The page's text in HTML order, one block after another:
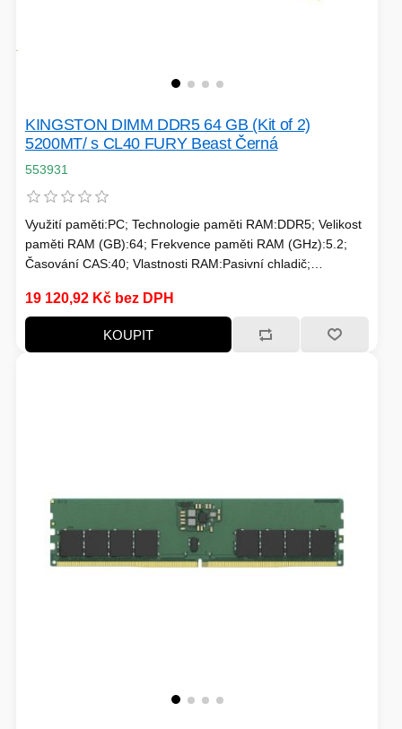
KINGSTON DIMM DDR5 64 GB (Kit of 2)
5200MT/ s CL40 FURY Beast Černá
553931
Využití paměti:PC; Technologie paměti RAM:DDR5; Velikost
paměti RAM (GB):64; Frekvence paměti RAM (GHz):5.2;
Časování CAS:40; Vlastnosti RAM:Pasivní chladič;
19 120,92 Kč bez DPH
KOUPIT